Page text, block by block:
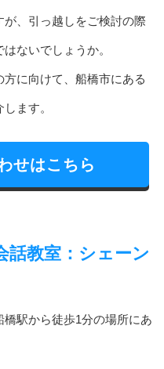
、引っ越しをご検討の際
ないでしょうか。
に向けて、船橋市にある
ます。
せはこちら
話教室：シェーン
駅から徒歩1分の場所にあ